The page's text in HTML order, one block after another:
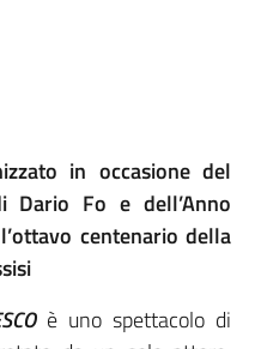
in occasione del
Dario Fo e dell’Anno
centenario della
è uno spettacolo di